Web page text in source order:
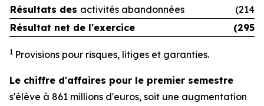
Résultats des activités abandonnées
(214)
Résultat net de l'exercice
(295)
1 Provisions pour risques, litiges et garanties.
Le chiffre d'affaires pour le premier semestre
s'élève à 861 millions d'euros, soit une augmentation